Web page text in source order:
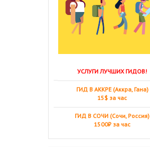
УСЛУГИ ЛУЧШИХ ГИДОВ!
ГИД В АККРЕ (Аккра, Гана)
15$ за час
ГИД В СОЧИ (Сочи, Россия)
1500₽ за час